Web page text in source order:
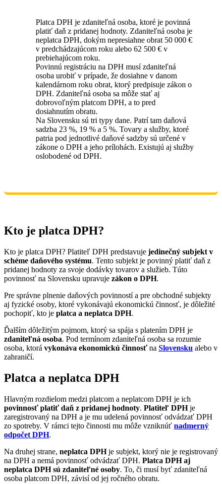
Platca DPH je zdaniteľná osoba, ktoré je povinná
platiť daň z pridanej hodnoty. Zdaniteľná osoba je
neplatca DPH, dokým nepresiahne obrat 50 000 €
v predchádzajúcom roku alebo 62 500 € v
prebiehajúcom roku.
Povinnú registráciu na DPH musí zdaniteľná
osoba urobiť v prípade, že dosiahne v danom
kalendárnom roku obrat, ktorý predpisuje zákon o
DPH. Zdaniteľná osoba sa môže stať aj
dobrovoľným platcom DPH, a to pred
dosiahnutím obratu.
Na Slovensku sú tri typy dane. Patrí tam daňová
sadzba 23 %, 19 % a 5 %. Tovary a služby, ktoré
patria pod jednotlivé daňové sadzby sú určené v
zákone o DPH a jeho prílohách. Existujú aj služby
oslobodené od DPH.
Kto je platca DPH?
Kto je platca DPH? Platiteľ DPH predstavuje jedinečný subjekt v
schéme daňového systému. Tento subjekt je povinný platiť daň z
pridanej hodnoty za svoje dodávky tovarov a služieb. Túto
povinnosť na Slovensku upravuje zákon o DPH.
Pre správne plnenie daňových povinností a pre obchodné subjekty
aj fyzické osoby, ktoré vykonávajú ekonomickú činnosť, je dôležité
pochopiť, kto je platca a neplatca DPH.
Ďalším dôležitým pojmom, ktorý sa spája s platením DPH je
zdaniteľná osoba. Pod termínom zdaniteľná osoba sa rozumie
osoba, ktorá vykonáva ekonomickú činnosťna Slovensku alebo v
zahraničí.
Platca a neplatca DPH
Hlavným rozdielom medzi platcom a neplatcom DPH je ich
povinnosť platiť daň z pridanej hodnoty. Platiteľ DPHje
zaregistrovaný na DPH a je mu udelená povinnosť odvádzať DPH
zo spotreby. V rámci tejto činnosti mu môže vzniknúť nadmerný
odpočet DPH.
Na druhej strane, neplatca DPHje subjekt, ktorý nie je registrovaný
na DPH a nemá povinnosť odvádzať DPH. Platca DPH aj
neplatca DPH sú zdaniteľné osoby. To, či musí byť zdaniteľná
osoba platcom DPH, závisí od jej ročného obratu.